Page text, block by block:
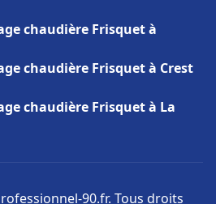
chaudière Frisquet à
chaudière Frisquet à Crest
chaudière Frisquet à La
90.fr. Tous droits